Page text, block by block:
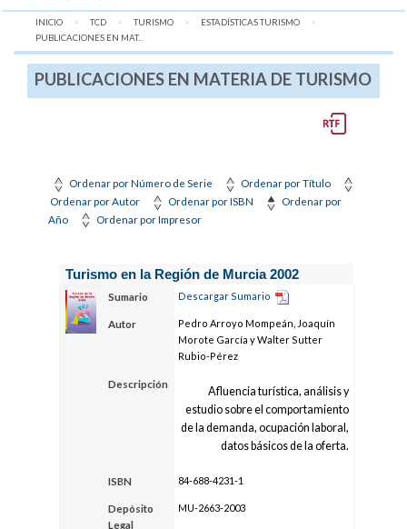
INICIO TCD TURISMO
ESTADÍSTICAS TURISMO
AQUÍ:
PUBLICACIONES EN MAT...
PUBLICACIONES EN MATERIA DE TURISMO
Ordenar por Número de Serie
Ordenar por Título
Ordenar por Autor
Ordenar por ISBN
Ordenar por
Año
Ordenar por Impresor
Turismo en la Región de Murcia 2002
Sumario Descargar Sumario
Autor
Pedro Arroyo Mompeán, Joaquín
Morote García y Walter Sutter
Rubio-Pérez
Descripción
Afluencia turística, análisis y
estudio sobre el comportamiento
de la demanda, ocupación laboral,
datos básicos de la oferta.
ISBN 84-688-4231-1
Depósito
Legal
MU-2663-2003